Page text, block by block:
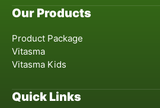
Our Products
Product Package
Vitasma
Vitasma Kids
Quick Links